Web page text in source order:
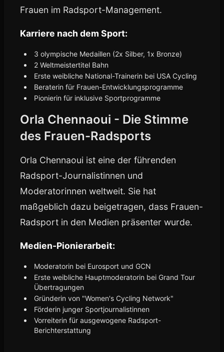
Frauen im Radsport-Management.
Karriere nach dem Sport:
3 olympische Medaillen (2x Silber, 1x Bronze)
2 Weltmeistertitel Bahn
Erste weibliche National-Trainerin bei USA Cycling
Beraterin für Frauen-Entwicklungsprogramme
Pionierin für inklusive Sportprogramme
Orla Chennaoui - Die Stimme
des Frauen-Radsports
Orla Chennaoui ist eine der führenden
Radsport-Journalistinnen und
Moderatorinnen weltweit. Sie hat
maßgeblich dazu beigetragen, dass Frauen-
Radsport in den Medien präsenter wurde.
Medien-Pionierarbeit:
Moderatorin bei Eurosport und GCN
Erste weibliche Hauptmoderatorin bei Grand Tour
Übertragungen
Gründerin von "Women's Cycling Network"
Förderin junger Sportjournalistinnen
Vorreiterin für ausgewogene Radsport-
Berichterstattung